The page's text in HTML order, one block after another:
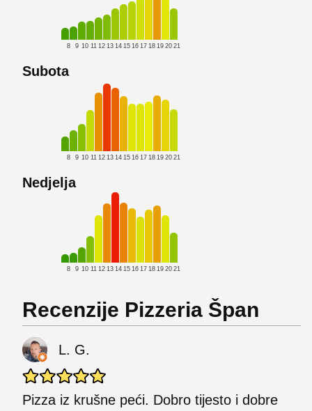
8 9 10 11 12 13 14 15 16 17 18 19 20 21
Subota
8 9 10 11 12 13 14 15 16 17 18 19 20 21
Nedjelja
8 9 10 11 12 13 14 15 16 17 18 19 20 21
Recenzije Pizzeria Špan
L. G.
Pizza iz krušne peći. Dobro tijesto i dobre